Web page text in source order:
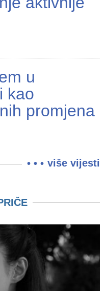
u
kao
promjena
više vijesti